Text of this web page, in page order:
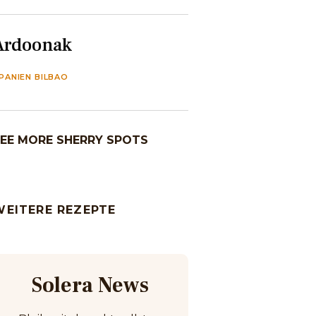
BILBAO
MORE SHERRY SPOTS
REZEPTE
Solera News